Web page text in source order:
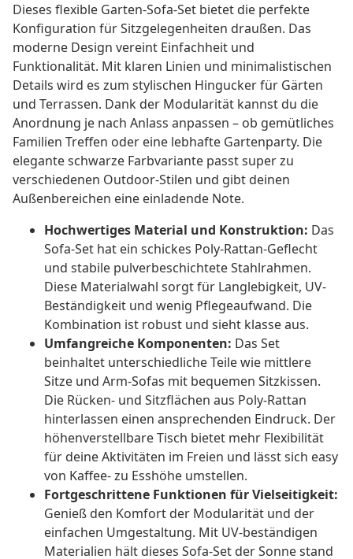
Dieses flexible Garten-Sofa-Set bietet die perfekte
Konfiguration für Sitzgelegenheiten draußen. Das
moderne Design vereint Einfachheit und
Funktionalität. Mit klaren Linien und minimalistischen
Details wird es zum stylischen Hingucker für Gärten
und Terrassen. Dank der Modularität kannst du die
Anordnung je nach Anlass anpassen – ob gemütliches
Familien Treffen oder eine lebhafte Gartenparty. Die
elegante schwarze Farbvariante passt super zu
verschiedenen Outdoor-Stilen und gibt deinen
Außenbereichen eine einladende Note.
Hochwertiges Material und Konstruktion: Das
Sofa-Set hat ein schickes Poly-Rattan-Geflecht
und stabile pulverbeschichtete Stahlrahmen.
Diese Materialwahl sorgt für Langlebigkeit, UV-
Beständigkeit und wenig Pflegeaufwand. Die
Kombination ist robust und sieht klasse aus.
Umfangreiche Komponenten: Das Set
beinhaltet unterschiedliche Teile wie mittlere
Sitze und Arm-Sofas mit bequemen Sitzkissen.
Die Rücken- und Sitzflächen aus Poly-Rattan
hinterlassen einen ansprechenden Eindruck. Der
höhenverstellbare Tisch bietet mehr Flexibilität
für deine Aktivitäten im Freien und lässt sich easy
von Kaffee- zu Esshöhe umstellen.
Fortgeschrittene Funktionen für Vielseitigkeit:
Genieß den Komfort der Modularität und der
einfachen Umgestaltung. Mit UV-beständigen
Materialien hält dieses Sofa-Set der Sonne stand